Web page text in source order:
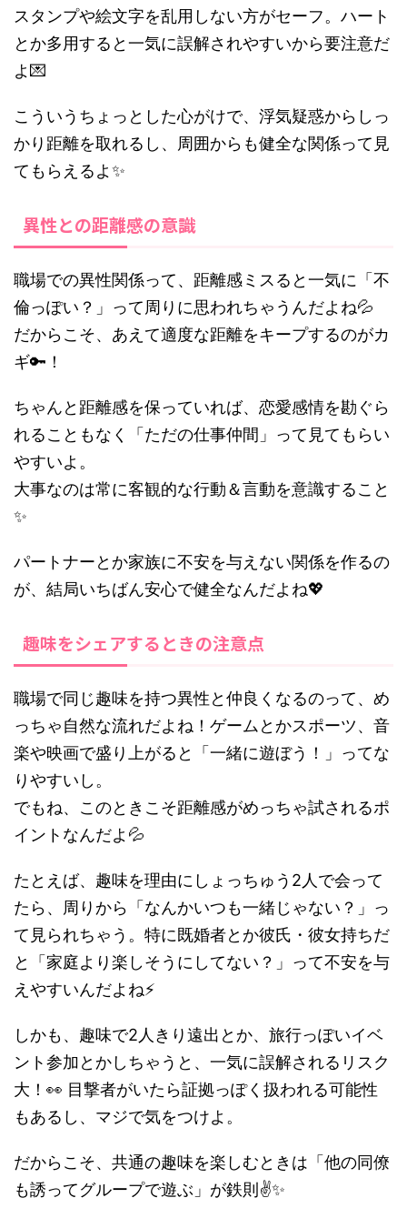
スタンプや絵文字を乱用しない方がセーフ。ハート
とか多用すると一気に誤解されやすいから要注意だ
よ💌
こういうちょっとした心がけで、浮気疑惑からしっ
かり距離を取れるし、周囲からも健全な関係って見
てもらえるよ✨
異性との距離感の意識
職場での異性関係って、距離感ミスると一気に「不
倫っぽい？」って周りに思われちゃうんだよね💦
だからこそ、あえて適度な距離をキープするのがカ
ギ🔑！
ちゃんと距離感を保っていれば、恋愛感情を勘ぐら
れることもなく「ただの仕事仲間」って見てもらい
やすいよ。
大事なのは常に客観的な行動＆言動を意識すること
✨
パートナーとか家族に不安を与えない関係を作るの
が、結局いちばん安心で健全なんだよね💖
趣味をシェアするときの注意点
職場で同じ趣味を持つ異性と仲良くなるのって、め
っちゃ自然な流れだよね！ゲームとかスポーツ、音
楽や映画で盛り上がると「一緒に遊ぼう！」ってな
りやすいし。
でもね、このときこそ距離感がめっちゃ試されるポ
イントなんだよ💦
たとえば、趣味を理由にしょっちゅう2人で会って
たら、周りから「なんかいつも一緒じゃない？」っ
て見られちゃう。特に既婚者とか彼氏・彼女持ちだ
と「家庭より楽しそうにしてない？」って不安を与
えやすいんだよね⚡
しかも、趣味で2人きり遠出とか、旅行っぽいイベ
ント参加とかしちゃうと、一気に誤解されるリスク
大！👀 目撃者がいたら証拠っぽく扱われる可能性
もあるし、マジで気をつけよ。
だからこそ、共通の趣味を楽しむときは「他の同僚
も誘ってグループで遊ぶ」が鉄則✌️✨